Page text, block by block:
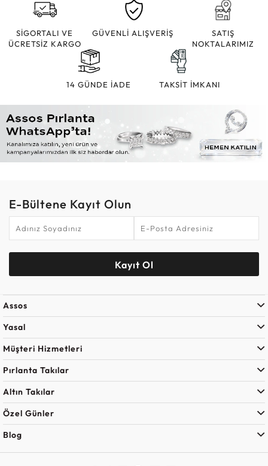
SİGORTALI VE
ÜCRETSİZ KARGO
GÜVENLİ ALIŞVERİŞ
SATIŞ
NOKTALARIMIZ
14 GÜNDE İADE TAKSİT İMKANI
E-Bültene Kayıt Olun
Kayıt Ol
Assos
Yasal
Müşteri Hizmetleri
Pırlanta Takılar
Altın Takılar
Özel Günler
Blog